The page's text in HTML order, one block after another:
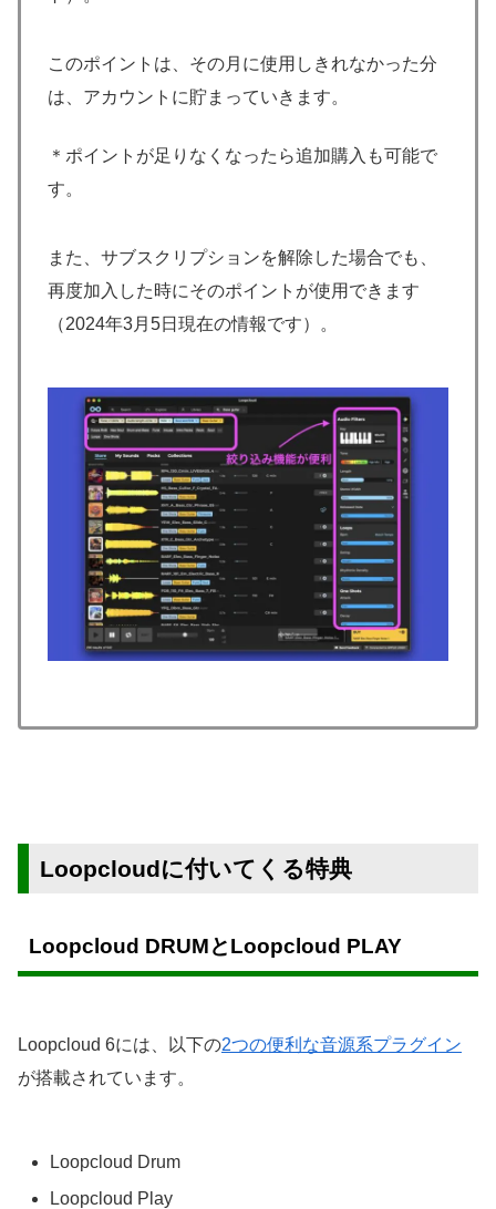
このポイントは、その月に使用しきれなかった分
は、アカウントに貯まっていきます。
＊ポイントが足りなくなったら追加購入も可能で
す。
また、サブスクリプションを解除した場合でも、
再度加入した時にそのポイントが使用できます
（2024年3月5日現在の情報です）。
Loopcloudに付いてくる特典
Loopcloud DRUMとLoopcloud PLAY
Loopcloud 6には、以下の2つの便利な音源系プラグイン
が搭載されています。
Loopcloud Drum
Loopcloud Play